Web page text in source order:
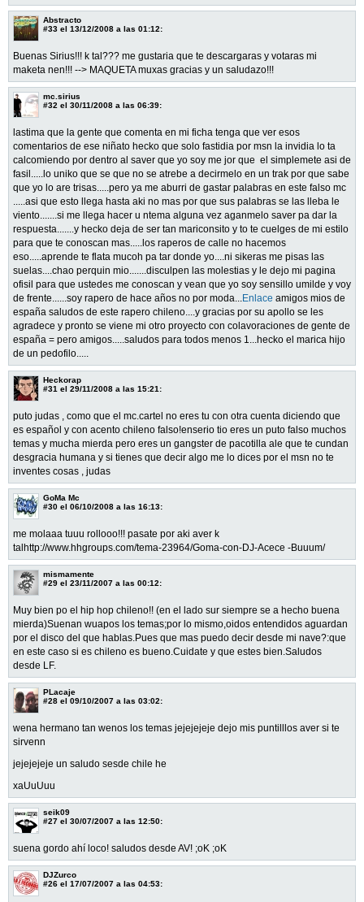
Abstracto
#33 el 13/12/2008 a las 01:12:
Buenas Sirius!!! k tal??? me gustaria que te descargaras y votaras mi
maketa nen!!! --> MAQUETA muxas gracias y un saludazo!!!
mc.sirius
#32 el 30/11/2008 a las 06:39:
lastima que la gente que comenta en mi ficha tenga que ver esos
comentarios de ese niñato hecko que solo fastidia por msn la invidia lo ta
calcomiendo por dentro al saver que yo soy me jor que el simplemete asi de
fasil.....lo uniko que se que no se atrebe a decirmelo en un trak por que sabe
que yo lo are trisas.....pero ya me aburri de gastar palabras en este falso mc
.....asi que esto llega hasta aki no mas por que sus palabras se las lleba le
viento.......si me llega hacer u ntema alguna vez aganmelo saver pa dar la
respuesta.......y hecko deja de ser tan mariconsito y to te cuelges de mi estilo
para que te conoscan mas.....los raperos de calle no hacemos
eso.....aprende te flata mucoh pa tar donde yo....ni sikeras me pisas las
suelas....chao perquin mio.......disculpen las molestias y le dejo mi pagina
ofisil para que ustedes me conoscan y vean que yo soy sensillo umilde y voy
de frente......soy rapero de hace años no por moda... Enlace amigos mios de
españa saludos de este rapero chileno....y gracias por su apollo se les
agradece y pronto se viene mi otro proyecto con colavoraciones de gente de
españa = pero amigos.....saludos para todos menos 1...hecko el marica hijo
de un pedofilo.....
Heckorap
#31 el 29/11/2008 a las 15:21:
puto judas , como que el mc.cartel no eres tu con otra cuenta diciendo que
es español y con acento chileno falso!enserio tio eres un puto falso muchos
temas y mucha mierda pero eres un gangster de pacotilla ale que te cundan
desgracia humana y si tienes que decir algo me lo dices por el msn no te
inventes cosas , judas
GoMa Mc
#30 el 06/10/2008 a las 16:13:
me molaaa tuuu rollooo!!! pasate por aki aver k
talhttp://www.hhgroups.com/tema-23964/Goma-con-DJ-Acece -Buuum/
mismamente
#29 el 23/11/2007 a las 00:12:
Muy bien po el hip hop chileno!! (en el lado sur siempre se a hecho buena
mierda)Suenan wuapos los temas;por lo mismo,oidos entendidos aguardan
por el disco del que hablas.Pues que mas puedo decir desde mi nave?:que
en este caso si es chileno es bueno.Cuidate y que estes bien.Saludos
desde LF.
PLacaje
#28 el 09/10/2007 a las 03:02:
wena hermano tan wenos los temas jejejejeje dejo mis puntilllos aver si te
sirvenn
jejejejeje un saludo sesde chile he
xaUuUuu
seik09
#27 el 30/07/2007 a las 12:50:
suena gordo ahí loco! saludos desde AV! ;oK ;oK
DJZurco
#26 el 17/07/2007 a las 04:53: